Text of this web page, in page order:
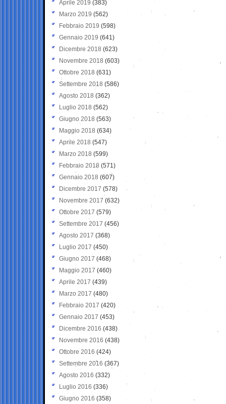
Aprile 2019 (383)
Marzo 2019 (562)
Febbraio 2019 (598)
Gennaio 2019 (641)
Dicembre 2018 (623)
Novembre 2018 (603)
Ottobre 2018 (631)
Settembre 2018 (586)
Agosto 2018 (362)
Luglio 2018 (562)
Giugno 2018 (563)
Maggio 2018 (634)
Aprile 2018 (547)
Marzo 2018 (599)
Febbraio 2018 (571)
Gennaio 2018 (607)
Dicembre 2017 (578)
Novembre 2017 (632)
Ottobre 2017 (579)
Settembre 2017 (456)
Agosto 2017 (368)
Luglio 2017 (450)
Giugno 2017 (468)
Maggio 2017 (460)
Aprile 2017 (439)
Marzo 2017 (480)
Febbraio 2017 (420)
Gennaio 2017 (453)
Dicembre 2016 (438)
Novembre 2016 (438)
Ottobre 2016 (424)
Settembre 2016 (367)
Agosto 2016 (332)
Luglio 2016 (336)
Giugno 2016 (358)